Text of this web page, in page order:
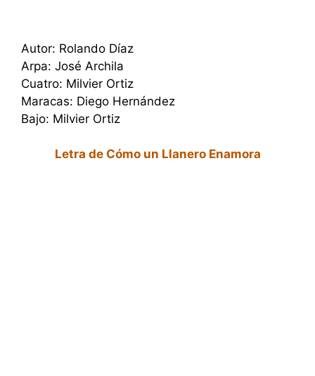
Autor: Rolando Díaz
Arpa: José Archila
Cuatro: Milvier Ortiz
Maracas: Diego Hernández
Bajo: Milvier Ortiz
Letra de Cómo un Llanero Enamora